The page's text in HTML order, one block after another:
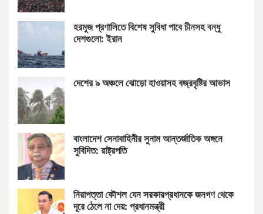
হরমুজ প্রণালিতে বিশেষ সুবিধা পাবে চীনসহ বন্ধু
দেশগুলো: ইরান
দেশের ৯ অঞ্চলে ঝোড়ো হাওয়াসহ বজ্রবৃষ্টির আভাস
বাংলাদেশ সেনাবাহিনীর সুনাম আন্তর্জাতিক অঙ্গনে
সুবিদিত: রাষ্ট্রপতি
নিরাপত্তা কৌশল যেন সরকারপ্রধানকে জনগণ থেকে
দূরে ঠেলে না দেয়: প্রধানমন্ত্রী